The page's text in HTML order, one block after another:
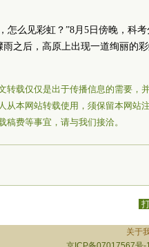
怎么见彩虹？”8月5日傍晚，科
雨之后，高原上出现一道绚丽的
转载仅仅是出于传播信息的需要，
从本网站转载使用，须保留本网站
稿费等事宜，请与我们接洽。
关于